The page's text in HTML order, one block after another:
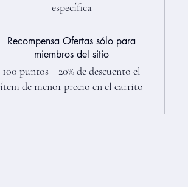
específica
Recompensa Ofertas sólo para
miembros del sitio
100 puntos = 20% de descuento el
ítem de menor precio en el carrito